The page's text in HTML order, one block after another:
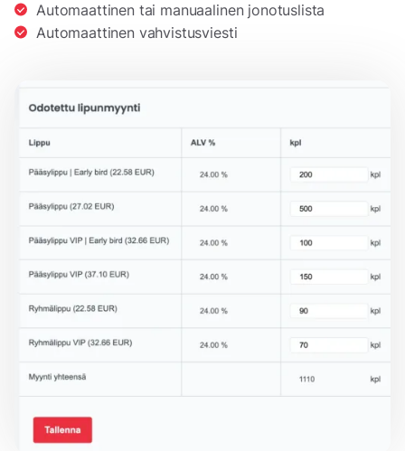
Automaattinen tai manuaalinen jonotuslista
Automaattinen vahvistusviesti